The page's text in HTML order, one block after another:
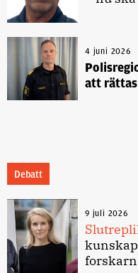
4 juni 2026
att
Debatt
9 juli 2026